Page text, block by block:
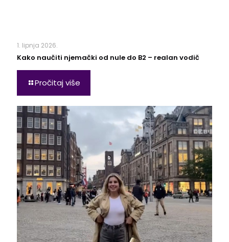
1. lipnja 2026.
Kako naučiti njemački od nule do B2 – realan vodič
Pročitaj više